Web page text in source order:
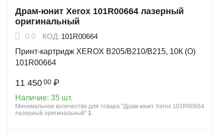
Драм-юнит Xerox 101R00664 лазерный
оригинальный
0.0 КОД: 101R00664
Принт-картридж XEROX B205/B210/B215, 10К (О)
101R00664
11 450 00 ₽
Наличие: 35 шт.
Минимальное количество для товара "Драм-юнит Xerox 101R00664
лазерный оригинальный" 1.